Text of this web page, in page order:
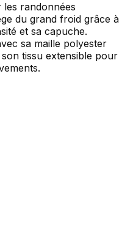
randonnées
du grand froid grâce à
et sa capuche.
sa maille polyester
tissu extensible pour